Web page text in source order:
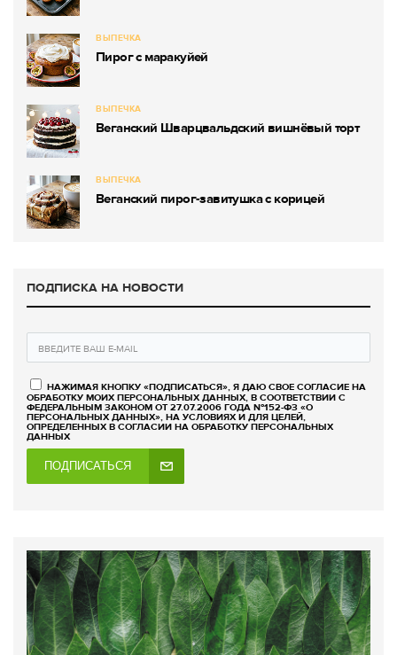
ВЫПЕЧКА
Пирог с маракуйей
ВЫПЕЧКА
Веганский Шварцвальдский вишнёвый торт
ВЫПЕЧКА
Веганский пирог-завитушка с корицей
ПОДПИСКА НА НОВОСТИ
НАЖИМАЯ КНОПКУ «ПОДПИСАТЬСЯ», Я ДАЮ СВОЕ СОГЛАСИЕ НА
ОБРАБОТКУ МОИХ ПЕРСОНАЛЬНЫХ ДАННЫХ, В СООТВЕТСТВИИ С
ФЕДЕРАЛЬНЫМ ЗАКОНОМ ОТ 27.07.2006 ГОДА №152-ФЗ «О
ПЕРСОНАЛЬНЫХ ДАННЫХ», НА УСЛОВИЯХ И ДЛЯ ЦЕЛЕЙ,
ОПРЕДЕЛЕННЫХ В СОГЛАСИИ НА ОБРАБОТКУ ПЕРСОНАЛЬНЫХ
ДАННЫХ
ПОДПИСАТЬСЯ